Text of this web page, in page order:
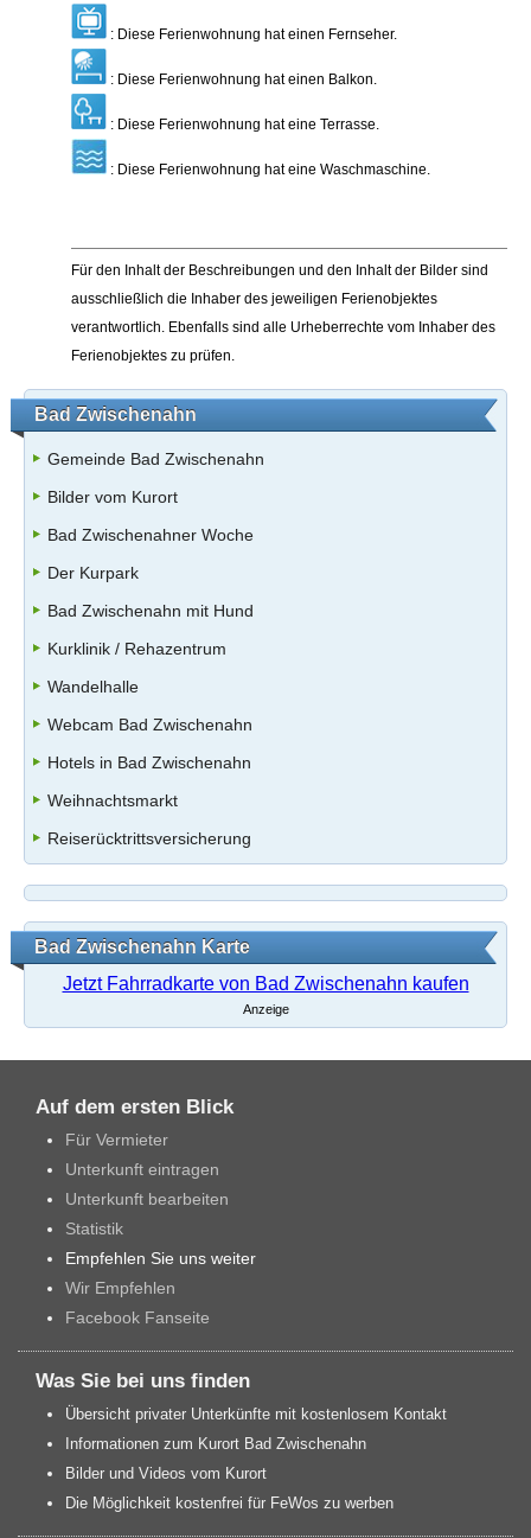
: Diese Ferienwohnung hat einen Fernseher.
: Diese Ferienwohnung hat einen Balkon.
: Diese Ferienwohnung hat eine Terrasse.
: Diese Ferienwohnung hat eine Waschmaschine.
Für den Inhalt der Beschreibungen und den Inhalt der Bilder sind
ausschließlich die Inhaber des jeweiligen Ferienobjektes
verantwortlich. Ebenfalls sind alle Urheberrechte vom Inhaber des
Ferienobjektes zu prüfen.
Bad Zwischenahn
Gemeinde Bad Zwischenahn
Bilder vom Kurort
Bad Zwischenahner Woche
Der Kurpark
Bad Zwischenahn mit Hund
Kurklinik / Rehazentrum
Wandelhalle
Webcam Bad Zwischenahn
Hotels in Bad Zwischenahn
Weihnachtsmarkt
Reiserücktrittsversicherung
Bad Zwischenahn Karte
Jetzt Fahrradkarte von Bad Zwischenahn kaufen
Anzeige
Auf dem ersten Blick
Für Vermieter
Unterkunft eintragen
Unterkunft bearbeiten
Statistik
Empfehlen Sie uns weiter
Wir Empfehlen
Facebook Fanseite
Was Sie bei uns finden
Übersicht privater Unterkünfte mit kostenlosem Kontakt
Informationen zum Kurort Bad Zwischenahn
Bilder und Videos vom Kurort
Die Möglichkeit kostenfrei für FeWos zu werben